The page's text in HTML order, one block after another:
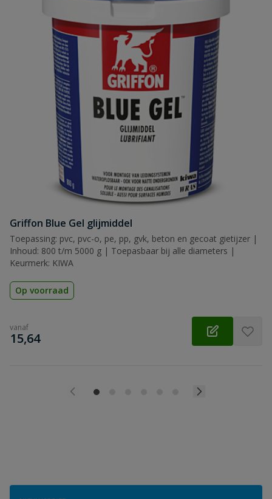
Griffon Blue Gel glijmiddel
Toepassing: pvc, pvc-o, pe, pp, gvk, beton en gecoat gietijzer |
Inhoud: 800 t/m 5000 g | Toepasbaar bij alle diameters |
Keurmerk: KIWA
Op voorraad
vanaf
€
15,64